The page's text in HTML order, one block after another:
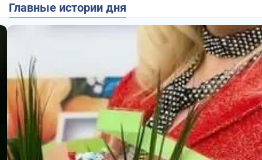
Главные истории дня